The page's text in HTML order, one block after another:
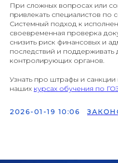
При сложных вопросах или
привлекать специалистов по
Системный подход к
своевременная проверка
снизить риск финансовых и
последствий и поддерживать
контролирующих органов.
Узнать про штрафы и
наших курсах обучения по
2026-01-19 10:06